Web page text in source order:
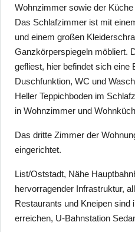
Wohnzimmer sowie der
Das Schlafzimmer ist mit
und einem großen
Ganzkörperspiegeln möbliert.
gefliest, hier befindet sich eine
Duschfunktion, WC und
Heller Teppichboden im
in Wohnzimmer und
Das dritte Zimmer der
eingerichtet.
List/Oststadt, Nähe
hervorragender Infrastruktur,
Restaurants und Kneipen sind
erreichen, U-Bahnstation